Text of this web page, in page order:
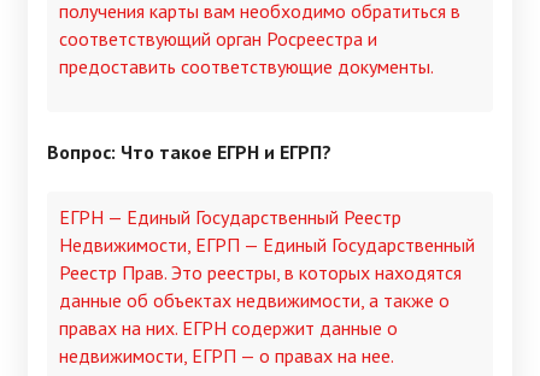
получения карты вам необходимо обратиться в
соответствующий орган Росреестра и
предоставить соответствующие документы.
Вопрос: Что такое ЕГРН и ЕГРП?
ЕГРН — Единый Государственный Реестр
Недвижимости, ЕГРП — Единый Государственный
Реестр Прав. Это реестры, в которых находятся
данные об объектах недвижимости, а также о
правах на них. ЕГРН содержит данные о
недвижимости, ЕГРП — о правах на нее.